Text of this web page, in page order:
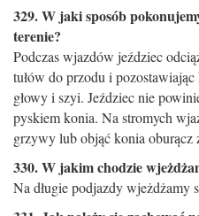
329. W jaki sposób
terenie?
Podczas wjazdów jeździec
tułów do przodu i
głowy i szyi. Jeździec nie
pyskiem konia. Na stromych
grzywy lub objąć konia oburącz
330. W jakim chodzie
Na długie podjazdy wjeżdżamy